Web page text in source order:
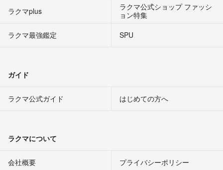
ラクマplus
ラクマ公式ショップ ファッシ
ョン特集
ラクマ最強鑑定
SPU
ガイド
ラクマ公式ガイド はじめての方へ
ラクマについて
会社概要 プライバシーポリシー